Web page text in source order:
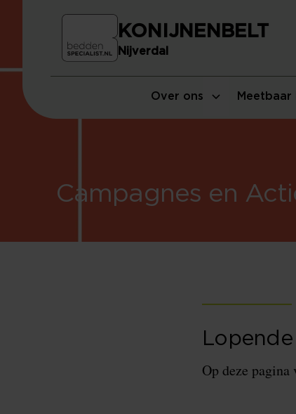
Over ons Meetbaar
KONIJNENBELT
Nijverdal
Campagnes en
Op deze